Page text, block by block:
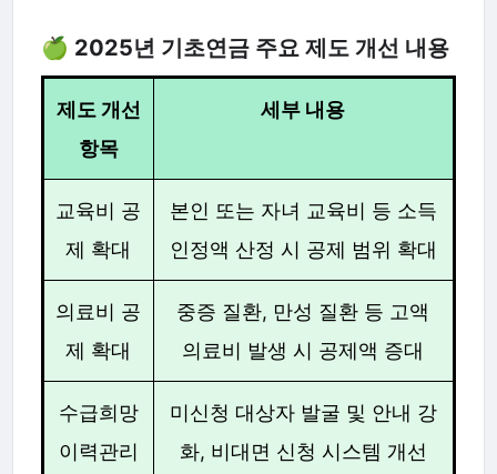
🍏 2025년 기초연금 주요 제도 개선 내용
제도 개선
항목
세부 내용
교육비 공
제 확대
본인 또는 자녀 교육비 등 소득
인정액 산정 시 공제 범위 확대
의료비 공
제 확대
중증 질환, 만성 질환 등 고액
의료비 발생 시 공제액 증대
수급희망
이력관리
미신청 대상자 발굴 및 안내 강
화, 비대면 신청 시스템 개선